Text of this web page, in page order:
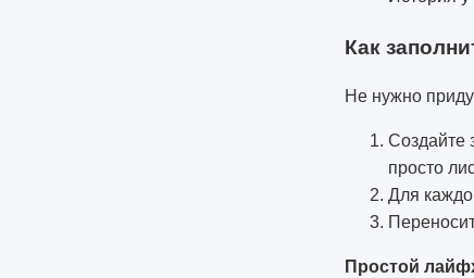
Как
Не нужно
Создайте
просто
Для
Простой